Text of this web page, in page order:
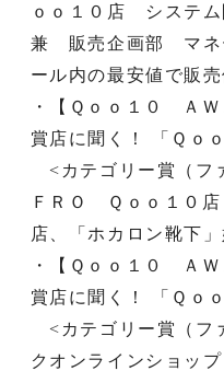
ｏｏ１０店 システ
兼 販売企画部 マネ
ール内の最安値で販売
・【Ｑｏｏ１０ Ａ
賞店に聞く！ 「Ｑｏ
<カテゴリー賞（フ
ＦＲＯ Ｑｏｏ１０
店、「ホカロン靴下」
・【Ｑｏｏ１０ Ａ
賞店に聞く！ 「Ｑｏ
<カテゴリー賞（フ
クオンラインショッ